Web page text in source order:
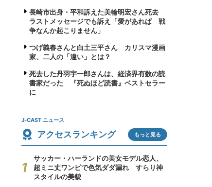
長崎市出身・平和訴えた美輪明宏さん死去
ラストメッセージでも訴え「愛があれば 戦
争なんか起こりません」
つげ義春さんと白土三平さん カリスマ漫画
家、二人の「違い」とは？
死去した丹羽宇一郎さんは、経済界有数の読
書家だった 『死ぬほど読書』ベストセラー
に
J-CAST ニュース
アクセスランキング もっと見る
サッカー・ハーランドの美女モデル恋人、
超ミニ丈ワンピで色気ダダ漏れ すらり神
スタイルの美貌